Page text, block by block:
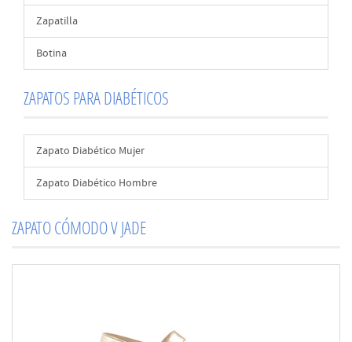
Zapatilla
Botina
ZAPATOS PARA DIABÉTICOS
Zapato Diabético Mujer
Zapato Diabético Hombre
ZAPATO CÓMODO V JADE